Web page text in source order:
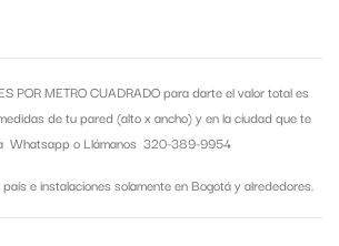
POR METRO CUADRADO para darte el valor total es
de tu pared (alto x ancho) y en la ciudad que te
Whatsapp o Llámanos 320-389-9954
e instalaciones solamente en Bogotá y alrededores.